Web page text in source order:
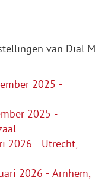
van Dial M
2025 -
2025 -
2026 - Utrecht,
2026 - Arnhem,